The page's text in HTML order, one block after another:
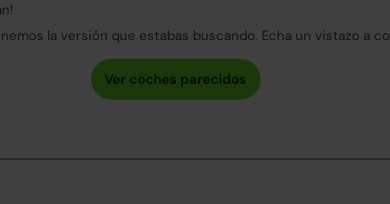
la versión que estabas buscando. Echa un vistazo a